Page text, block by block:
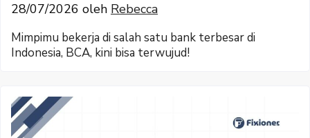
28/07/2026 oleh Rebecca
Mimpimu bekerja di salah satu bank terbesar di
Indonesia, BCA, kini bisa terwujud!